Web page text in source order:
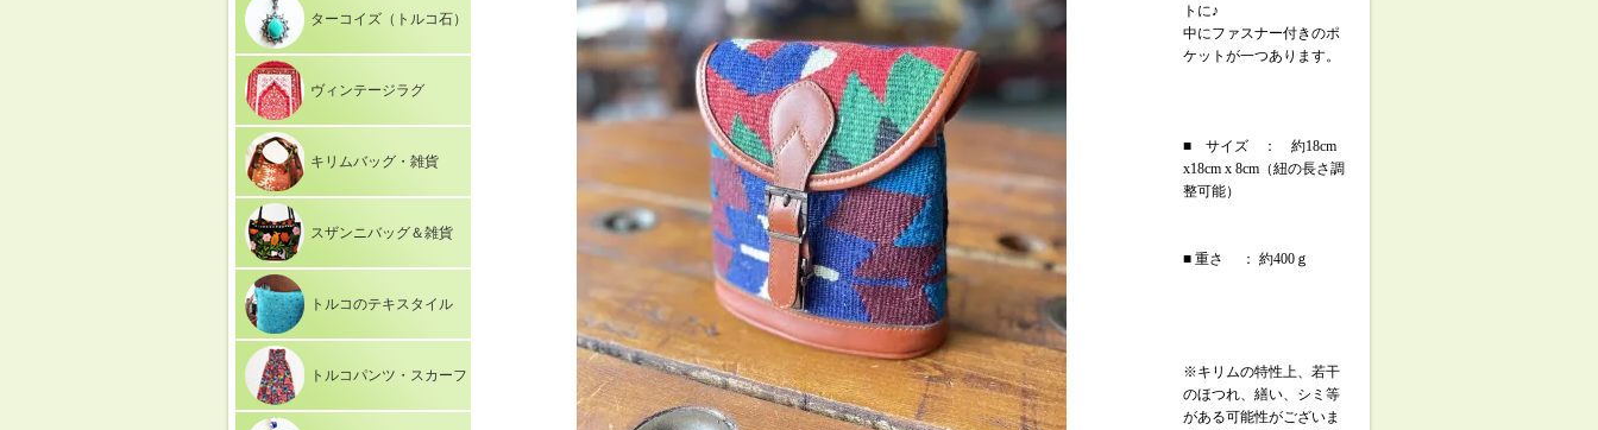
ターコイズ（トルコ石）
ヴィンテージラグ
キリムバッグ・雑貨
スザンニバッグ＆雑貨
トルコのテキスタイル
トルコパンツ・スカーフ
トに♪
中にファスナー付きのポ
ケットが一つあります。
■ サイズ ： 約18cm
x18cm x 8cm（紐の長さ調
整可能）
■ 重さ ： 約400ｇ
※キリムの特性上、若干
のほつれ、繕い、シミ等
がある可能性がございま